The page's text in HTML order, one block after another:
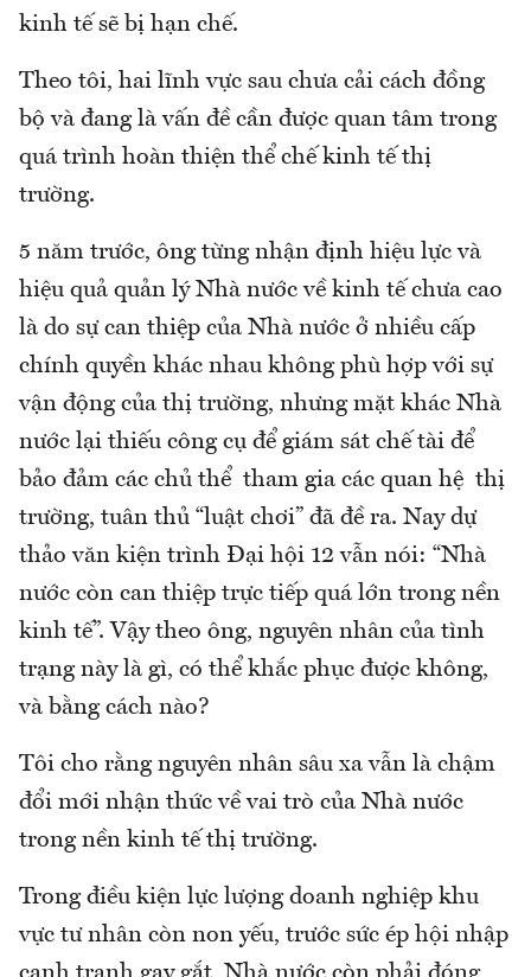
kinh tế sẽ bị hạn chế.
Theo tôi, hai lĩnh vực sau chưa cải cách đồng
bộ và đang là vấn đề cần được quan tâm trong
quá trình hoàn thiện thể chế kinh tế thị
trường.
5 năm trước, ông từng nhận định hiệu lực và
hiệu quả quản lý Nhà nước về kinh tế chưa cao
là do sự can thiệp của Nhà nước ở nhiều cấp
chính quyền khác nhau không phù hợp với sự
vận động của thị trường, nhưng mặt khác Nhà
nước lại thiếu công cụ để giám sát chế tài để
bảo đảm các chủ thể tham gia các quan hệ thị
trường, tuân thủ “luật chơi” đã đề ra. Nay dự
thảo văn kiện trình Đại hội 12 vẫn nói: “Nhà
nước còn can thiệp trực tiếp quá lớn trong nền
kinh tế”. Vậy theo ông, nguyên nhân của tình
trạng này là gì, có thể khắc phục được không,
và bằng cách nào?
Tôi cho rằng nguyên nhân sâu xa vẫn là chậm
đổi mới nhận thức về vai trò của Nhà nước
trong nền kinh tế thị trường.
Trong điều kiện lực lượng doanh nghiệp khu
vực tư nhân còn non yếu, trước sức ép hội nhập